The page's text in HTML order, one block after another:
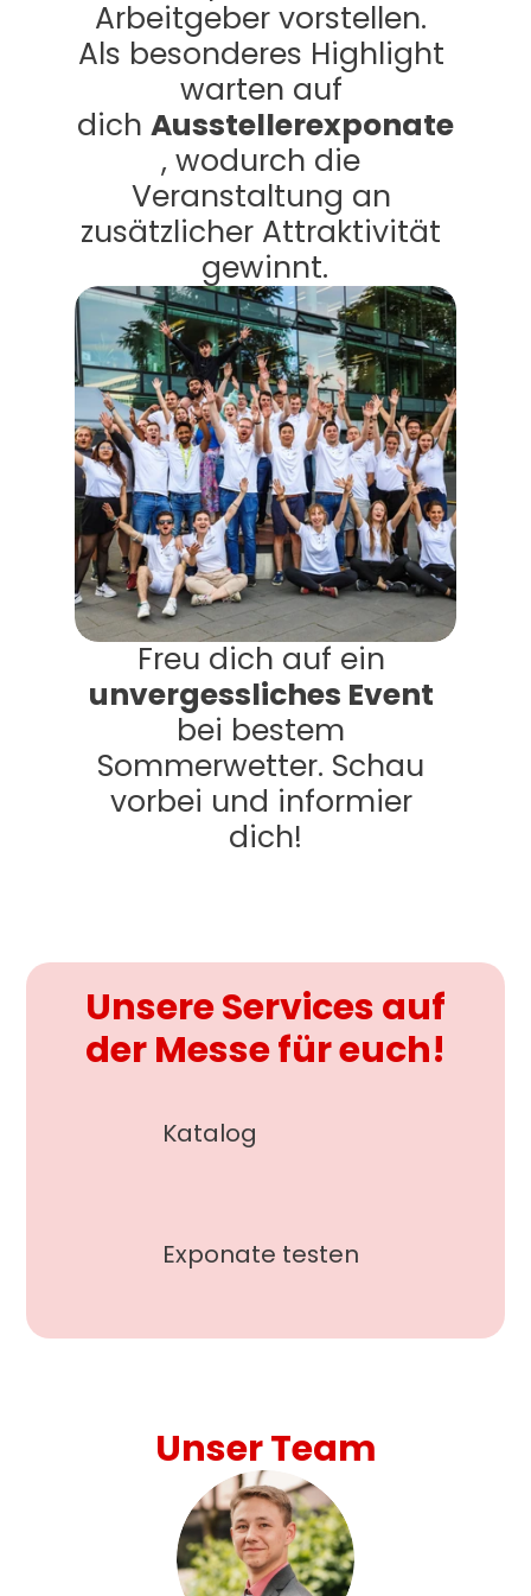
Arbeitgeber vorstellen.
Als besonderes Highlight
warten auf
dich Ausstellerexponate
, wodurch die
Veranstaltung an
zusätzlicher Attraktivität
gewinnt.
unvergessliches Event
bei bestem
Sommerwetter. Schau
vorbei und informier
dich!
Unsere Services auf
der Messe für euch!
Katalog
Exponate testen
Unser Team